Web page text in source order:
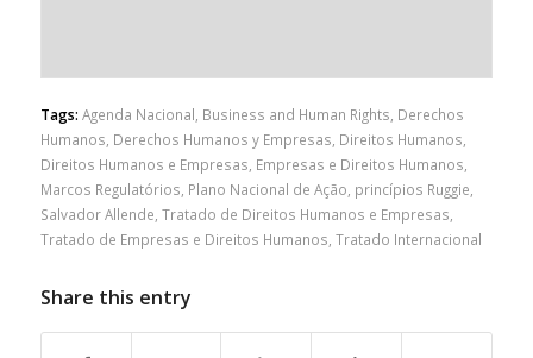
Tags: Agenda Nacional Business and Human Rights Derechos
Humanos Derechos Humanos y Empresas Direitos Humanos
Direitos Humanos e Empresas Empresas e Direitos Humanos
Marcos Regulatórios Plano Nacional de Ação princípios Ruggie
Salvador Allende Tratado de Direitos Humanos e Empresas
Tratado de Empresas e Direitos Humanos Tratado Internacional
Share this entry